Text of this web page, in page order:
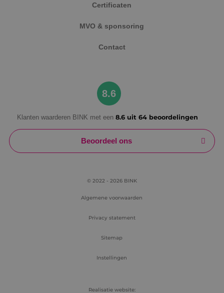
Certificaten
MVO & sponsoring
Contact
8.6
Klanten waarderen BINK met een 8.6 uit 64 beoordelingen
Beoordeel ons
© 2022 - 2026 BINK
Algemene voorwaarden
Privacy statement
Sitemap
Instellingen
Realisatie website:
weken